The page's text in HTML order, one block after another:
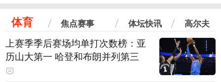
体育 焦点赛事 体坛快讯 高尔夫
上赛季季后赛场均单打次数榜：亚
历山大第一 哈登和布朗并列第三